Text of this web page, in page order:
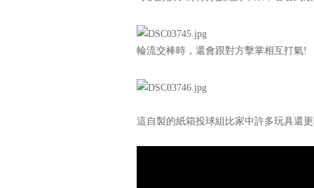
輪流交棒時，還會跟對方擊掌相互打氣!
這自製的紙箱投球組比家中許多玩具還更